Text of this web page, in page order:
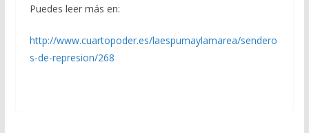
Puedes leer más en:
http://www.cuartopoder.es/laespumaylamarea/sendero
s-de-represion/268